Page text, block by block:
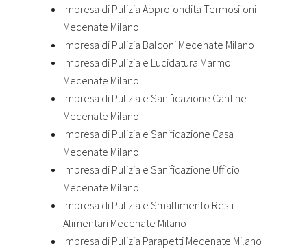
Impresa di Pulizia Approfondita Termosifoni
Mecenate Milano
Impresa di Pulizia Balconi Mecenate Milano
Impresa di Pulizia e Lucidatura Marmo
Mecenate Milano
Impresa di Pulizia e Sanificazione Cantine
Mecenate Milano
Impresa di Pulizia e Sanificazione Casa
Mecenate Milano
Impresa di Pulizia e Sanificazione Ufficio
Mecenate Milano
Impresa di Pulizia e Smaltimento Resti
Alimentari Mecenate Milano
Impresa di Pulizia Parapetti Mecenate Milano